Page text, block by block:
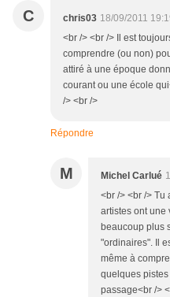
C chris03 18/09/2011
<br /> <br /> Il est
comprendre (ou non)
attiré à une époque
courant ou une école
/> <br />
Répondre
M Michel Carlué
<br /> <br /> Tu
artistes ont une
beaucoup plus
"ordinaires". Il
même à
quelques
passage<br />